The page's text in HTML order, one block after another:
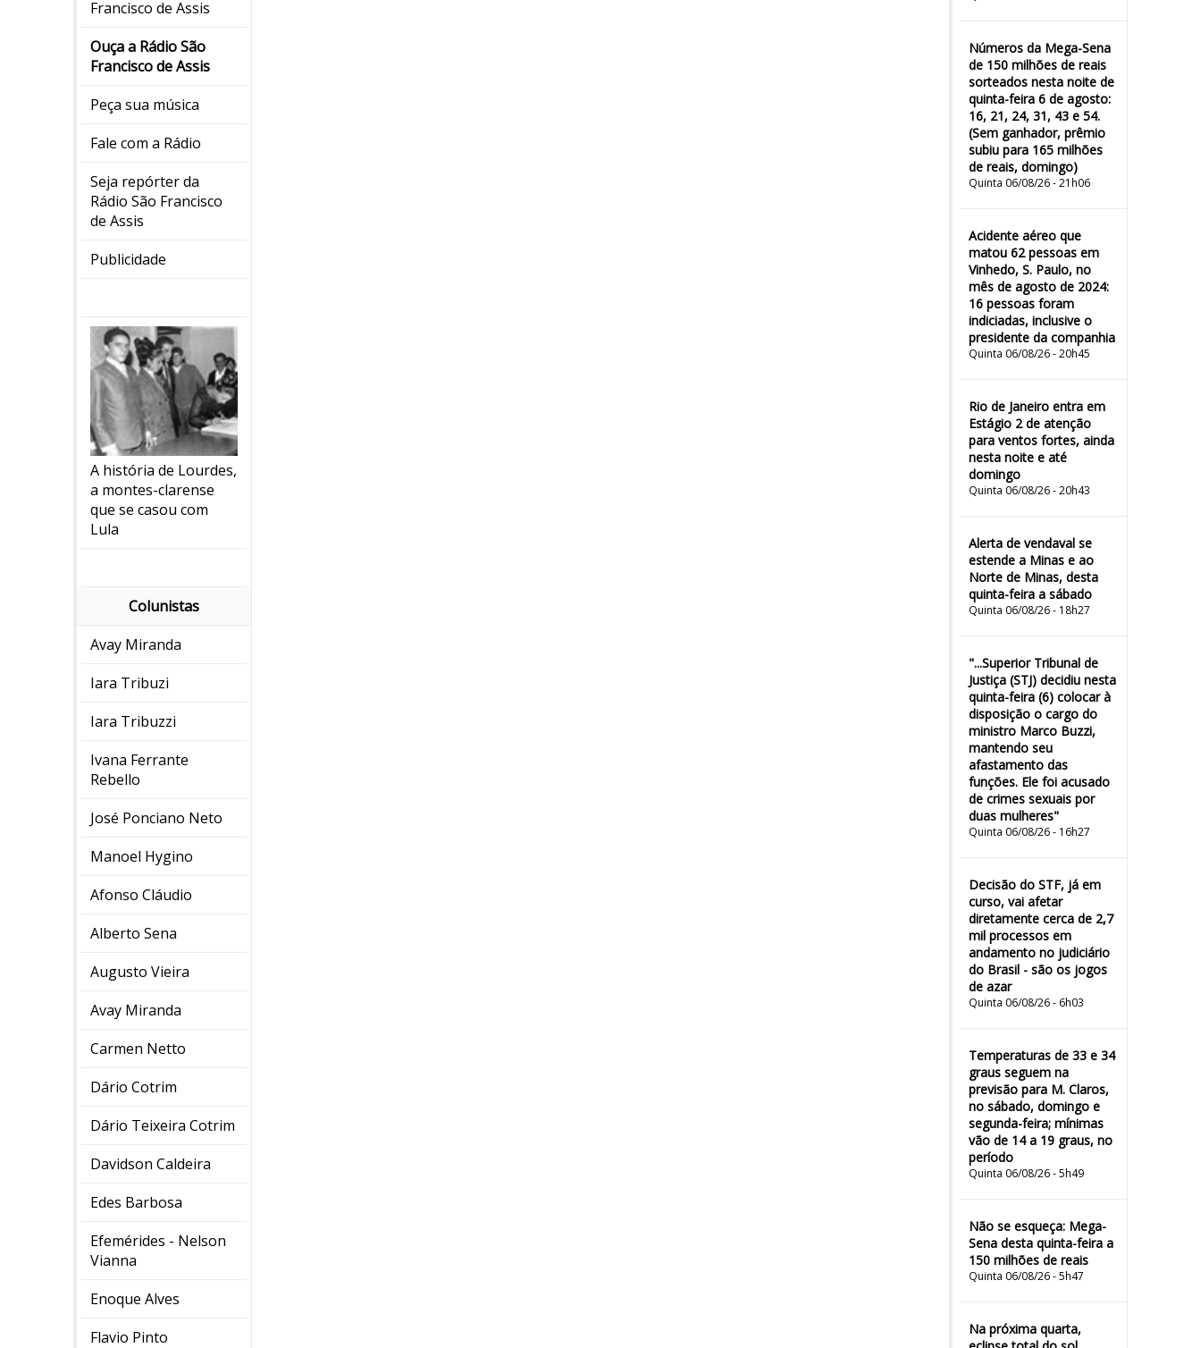
Francisco de Assis
Ouça a Rádio São
Francisco de Assis
Peça sua música
Fale com a Rádio
Seja repórter da
Rádio São Francisco
de Assis
Publicidade
A história de Lourdes,
a montes-clarense
que se casou com
Lula
Colunistas
Avay Miranda
Iara Tribuzi
Iara Tribuzzi
Ivana Ferrante
Rebello
José Ponciano Neto
Manoel Hygino
Afonso Cláudio
Alberto Sena
Augusto Vieira
Avay Miranda
Carmen Netto
Dário Cotrim
Dário Teixeira Cotrim
Davidson Caldeira
Edes Barbosa
Efemérides - Nelson
Vianna
Enoque Alves
Flavio Pinto
Números da Mega-Sena
de 150 milhões de reais
sorteados nesta noite de
quinta-feira 6 de agosto:
16, 21, 24, 31, 43 e 54.
(Sem ganhador, prêmio
subiu para 165 milhões
de reais, domingo)
Quinta 06/08/26 - 21h06
Acidente aéreo que
matou 62 pessoas em
Vinhedo, S. Paulo, no
mês de agosto de 2024:
16 pessoas foram
indiciadas, inclusive o
presidente da companhia
Quinta 06/08/26 - 20h45
Rio de Janeiro entra em
Estágio 2 de atenção
para ventos fortes, ainda
nesta noite e até
domingo
Quinta 06/08/26 - 20h43
Alerta de vendaval se
estende a Minas e ao
Norte de Minas, desta
quinta-feira a sábado
Quinta 06/08/26 - 18h27
"...Superior Tribunal de
Justiça (STJ) decidiu nesta
quinta-feira (6) colocar à
disposição o cargo do
ministro Marco Buzzi,
mantendo seu
afastamento das
funções. Ele foi acusado
de crimes sexuais por
duas mulheres"
Quinta 06/08/26 - 16h27
Decisão do STF, já em
curso, vai afetar
diretamente cerca de 2,7
mil processos em
andamento no judiciário
do Brasil - são os jogos
de azar
Quinta 06/08/26 - 6h03
Temperaturas de 33 e 34
graus seguem na
previsão para M. Claros,
no sábado, domingo e
segunda-feira; mínimas
vão de 14 a 19 graus, no
período
Quinta 06/08/26 - 5h49
Não se esqueça: Mega-
Sena desta quinta-feira a
150 milhões de reais
Quinta 06/08/26 - 5h47
Na próxima quarta,